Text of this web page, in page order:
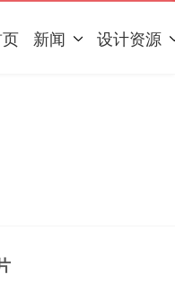
新闻 设计资源